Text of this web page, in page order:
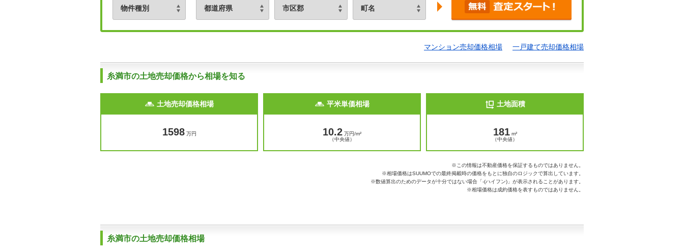
マンション売却価格相場 一戸建て売却価格相場
糸満市の土地売却価格から相場を知る
土地売却価格相場
1598 万円
平米単価相場
10.2 万円/m²
（中央値）
土地面積
181 m²
（中央値）
※この情報は不動産価格を保証するものではありません。
※相場価格はSUUMOでの最終掲載時の価格をもとに独自のロジックで算出しています。
※数値算出のためのデータが十分ではない場合「-(ハイフン)」が表示されることがあります。
※相場価格は成約価格を表すものではありません。
糸満市の土地売却価格相場